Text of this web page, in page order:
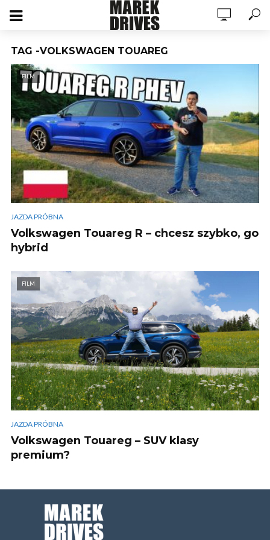
TAG -VOLKSWAGEN TOUAREG
FILM
JAZDA PRÓBNA
Volkswagen Touareg R – chcesz szybko, go
hybrid
FILM
JAZDA PRÓBNA
Volkswagen Touareg – SUV klasy
premium?